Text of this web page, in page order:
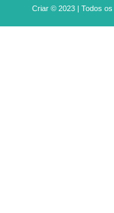
Criar © 2023 | Todos os